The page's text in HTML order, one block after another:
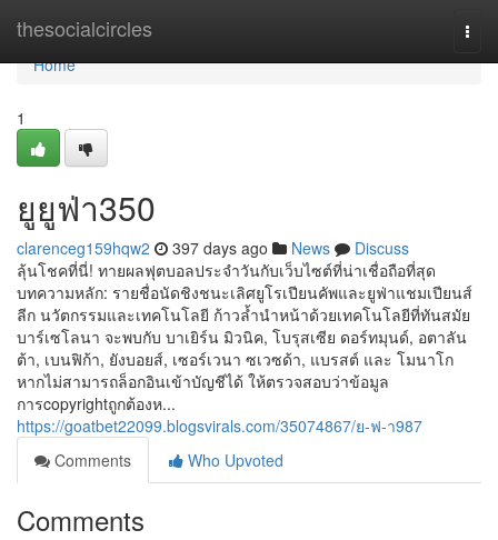
thesocialcircles
Home
Home
1
ยูยูฟ่า350
clarenceg159hqw2 397 days ago News
Discuss
ลุ้นโชคที่นี่! ทายผลฟุตบอลประจำวันกับเว็บไซต์ที่น่าเชื่อถือที่สุด
บทความหลัก: รายชื่อนัดชิงชนะเลิศยูโรเปียนคัพและยูฟ่าแชมเปียนส์
ลีก นวัตกรรมและเทคโนโลยี ก้าวล้ำนำหน้าด้วยเทคโนโลยีที่ทันสมัย
บาร์เซโลนา จะพบกับ บาเยิร์น มิวนิค, โบรุสเซีย ดอร์ทมุนด์, อตาลัน
ต้า, เบนฟิก้า, ยังบอยส์, เซอร์เวนา ซเวซด้า, แบรสต์ และ โมนาโก
หากไม่สามารถล็อกอินเข้าบัญชีได้ ให้ตรวจสอบว่าข้อมูล
การcopyrightถูกต้องห...
https://goatbet22099.blogsvirals.com/35074867/ย-ฟ-า987
Comments
Who Upvoted
Comments